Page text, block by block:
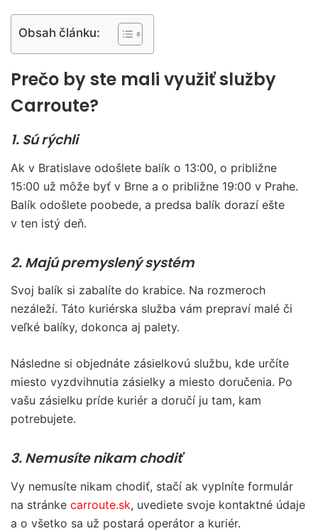
Obsah článku:
Prečo by ste mali využiť služby
Carroute?
1. Sú rýchli
Ak v Bratislave odošlete balík o 13:00, o približne
15:00 už môže byť v Brne a o približne 19:00 v Prahe.
Balík odošlete poobede, a predsa balík dorazí ešte
v ten istý deň.
2. Majú premyslený systém
Svoj balík si zabalíte do krabice. Na rozmeroch
nezáleží. Táto kuriérska služba vám prepraví malé či
veľké balíky, dokonca aj palety.
Následne si objednáte zásielkovú službu, kde určíte
miesto vyzdvihnutia zásielky a miesto doručenia. Po
vašu zásielku príde kuriér a doručí ju tam, kam
potrebujete.
3. Nemusíte nikam chodiť
Vy nemusíte nikam chodiť, stačí ak vyplníte formulár
na stránke carroute.sk, uvediete svoje kontaktné údaje
a o všetko sa už postará operátor a kuriér.